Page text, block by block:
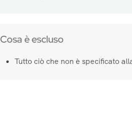
Cosa è escluso
Tutto ciò che non è specificato